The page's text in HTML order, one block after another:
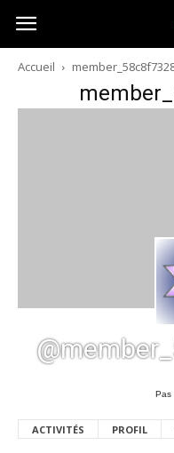
Australia-
australie.com
Accueil
Pas
ACTIVITÉS PROFIL